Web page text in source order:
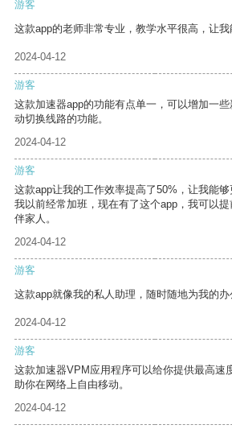
游客
这款app的老师非常专业，教学水平很高，让我
2024-04-12
游客
这款加速器app的功能有点单一，可以增加一
动切换线路的功能。
2024-04-12
游客
这款app让我的工作效率提高了50%，让我能够
我以前经常加班，现在有了这个app，我可以
伴家人。
2024-04-12
游客
这款app就像我的私人助理，随时随地为我的办
2024-04-12
游客
这款加速器VPM应用程序可以给你提供最高速
助你在网络上自由移动。
2024-04-12